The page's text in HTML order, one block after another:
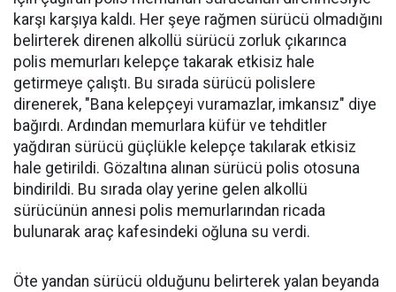
karşı karşıya kaldı. Her şeye rağmen sürücü olmadığını
belirterek direnen alkollü sürücü zorluk çıkarınca
polis memurları kelepçe takarak etkisiz hale
getirmeye çalıştı. Bu sırada sürücü polislere
direnerek, "Bana kelepçeyi vuramazlar, imkansız" diye
bağırdı. Ardından memurlara küfür ve tehditler
yağdıran sürücü güçlükle kelepçe takılarak etkisiz
hale getirildi. Gözaltına alınan sürücü polis otosuna
bindirildi. Bu sırada olay yerine gelen alkollü
sürücünün annesi polis memurlarından ricada
bulunarak araç kafesindeki oğluna su verdi.
Öte yandan sürücü olduğunu belirterek yalan beyanda